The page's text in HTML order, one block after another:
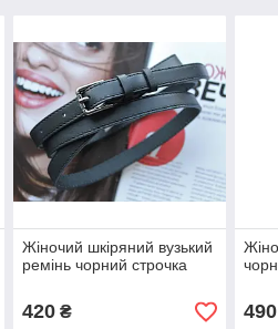
Жіночий шкіряний вузький
ремінь чорний строчка
420₴ 490